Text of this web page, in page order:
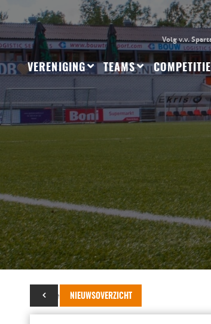
VERENIGING TEAMS COMPETITIE
NIEUWSOVERZICHT
15 november 2016